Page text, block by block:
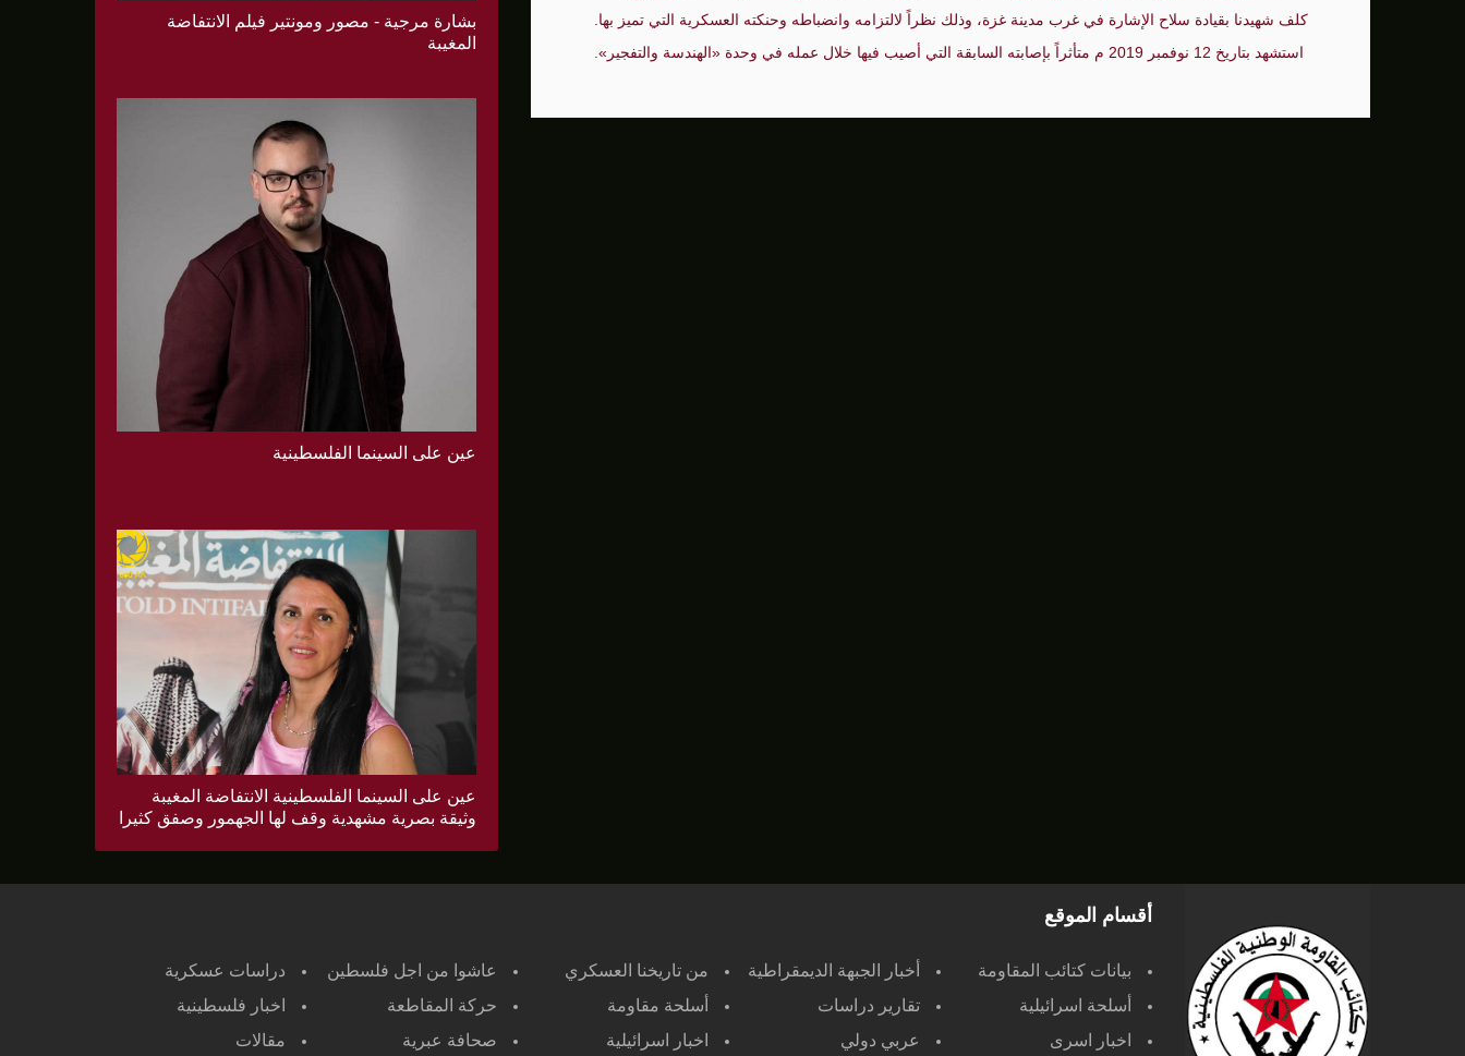
كلف شهيدنا بقيادة سلاح الإشارة في غرب مدينة غزة، وذلك نظراً لالتزامه وانضباطه وحنكته العسكرية التي تميز بها.
استشهد بتاريخ 12 نوفمبر 2019 م متأثراً بإصابته السابقة التي أصيب فيها خلال عمله في وحدة «الهندسة والتفجير».
بشارة مرجية - مصور ومونتير فيلم الانتفاضة
المغيبة
عين على السينما الفلسطينية
عين على السينما الفلسطينية الانتفاضة المغيبة
وثيقة بصرية مشهدية وقف لها الجهمور وصفق كثيرا
أقسام الموقع
بيانات كتائب المقاومة أخبار الجبهة الديمقراطية من تاريخنا العسكري عاشوا من اجل فلسطين
دراسات عسكرية
أسلحة اسرائيلية
تقارير دراسات أسلحة مقاومة حركة المقاطعة
اخبار فلسطينية
اخبار اسرى
عربي دولي اخبار اسرائيلية صحافة عبرية مقالات